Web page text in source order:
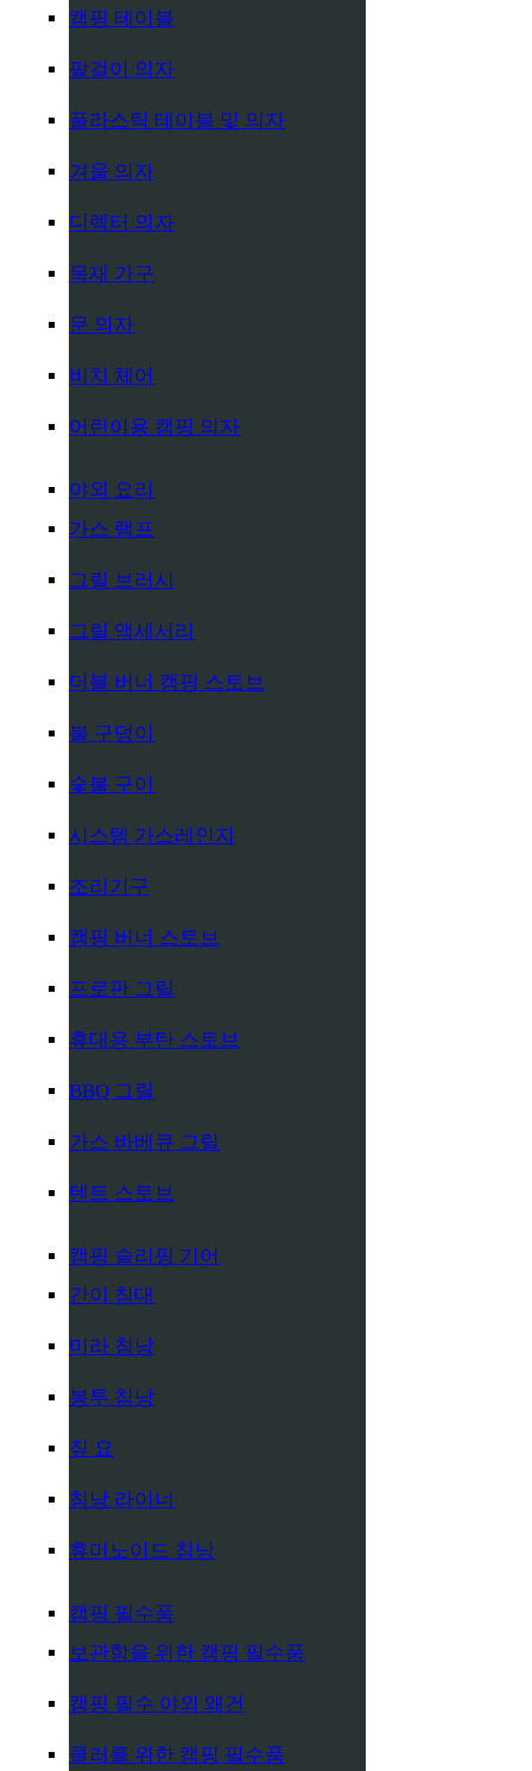
캠핑 테이블
팔걸이 의자
플라스틱 테이블 및 의자
겨울 의자
디렉터 의자
목재 가구
문 의자
비치 체어
어린이용 캠핑 의자
야외 요리
가스 램프
그릴 브러시
그릴 액세서리
더블 버너 캠핑 스토브
불 구덩이
숯불 구이
시스템 가스레인지
조리기구
캠핑 버너 스토브
프로판 그릴
휴대용 부탄 스토브
BBQ 그릴
가스 바베큐 그릴
텐트 스토브
캠핑 슬리핑 기어
간이 침대
미라 침낭
봉투 침낭
짚 요
침낭 라이너
휴머노이드 침낭
캠핑 필수품
보관함을 위한 캠핑 필수품
캠핑 필수 야외 왜건
쿨러를 위한 캠핑 필수품